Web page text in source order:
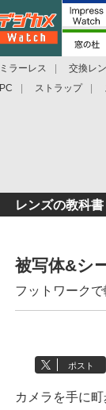
ミラーレス 交換レ
PC
ストラップ
レンズの教科書
被写体&シ
フットワーク
ポスト
カメラを手に